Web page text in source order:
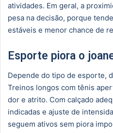
atividades. Em geral, a
pesa na decisão, porque
estáveis e menor chance de
Esporte piora o
Depende do tipo de esporte,
Treinos longos com tênis
dor e atrito. Com calçado
indicadas e ajuste de
seguem ativos sem piora